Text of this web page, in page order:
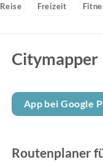
Reise Freizeit
Citymapper
App bei Google
Routenplaner